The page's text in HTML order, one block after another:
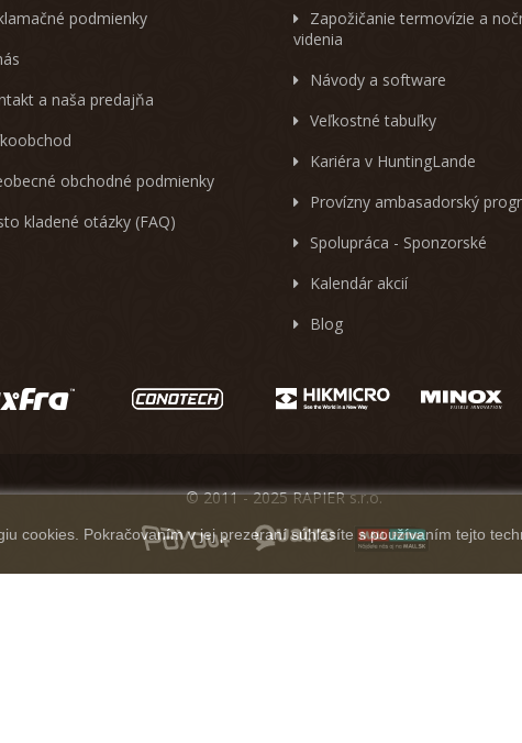
podmienky
a naša predajňa
obchodné podmienky
kladené otázky (FAQ)
Zapožičanie termovízie a
videnia
Návody a software
Veľkostné tabuľky
Kariéra v HuntingLande
Provízny ambasadorský
Spolupráca - Sponzorské
Kalendár akcií
Blog
cookies. Pokračovaním v jej prezeraní súhlasíte s používaním tejto
© 2011 - 2025 RAPIER s.r.o.